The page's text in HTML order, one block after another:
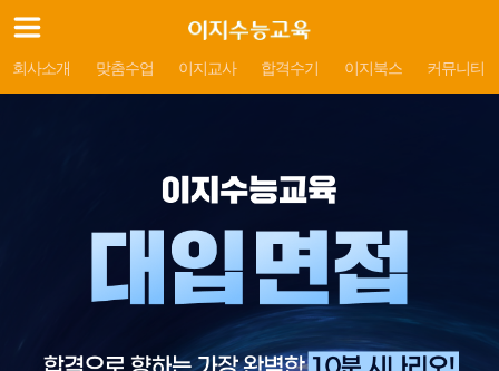
회사소개 맞춤수업 이지교사 합격수기 이지북스 커뮤니티